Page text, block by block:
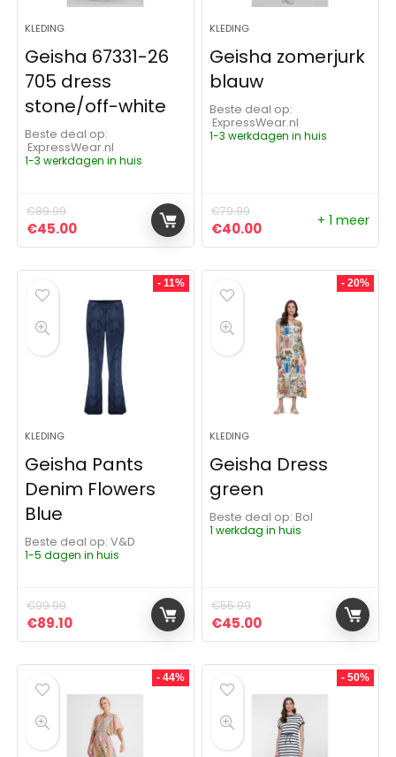
KLEDING
Geisha 67331-26
705 dress
stone/off-white
Beste deal op:
ExpressWear.nl
1-3 werkdagen in huis
€89.99
Oorspronkelijke prijs was: €89.99.
€45.00Huidige prijs is: €45.00.
KLEDING
Geisha zomerjurk
blauw
Beste deal op:
ExpressWear.nl
1-3 werkdagen in huis
€79.99
Oorspronkelijke prijs was:
€40.00Huidige prijs is:
+ 1 meer
- 11%
KLEDING
Geisha Pants
Denim Flowers
Blue
Beste deal op:
V&D
1-5 dagen in huis
€99.99
Oorspronkelijke prijs was: €99.99.
€89.10Huidige prijs is: €89.10.
- 20%
KLEDING
Geisha Dress
green
Beste deal op:
Bol
1 werkdag in huis
€55.99
Oorspronkelijke prijs
€45.00Huidige prijs is:
- 44% - 50%